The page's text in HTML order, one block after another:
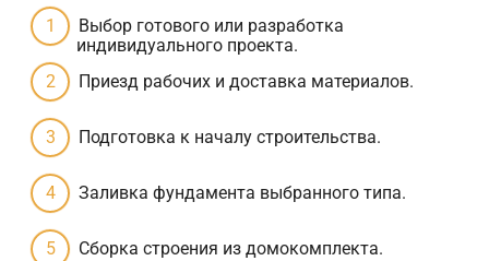
Выбор готового или разработка
индивидуального проекта.
Приезд рабочих и доставка материалов.
Подготовка к началу строительства.
Заливка фундамента выбранного типа.
Сборка строения из домокомплекта.